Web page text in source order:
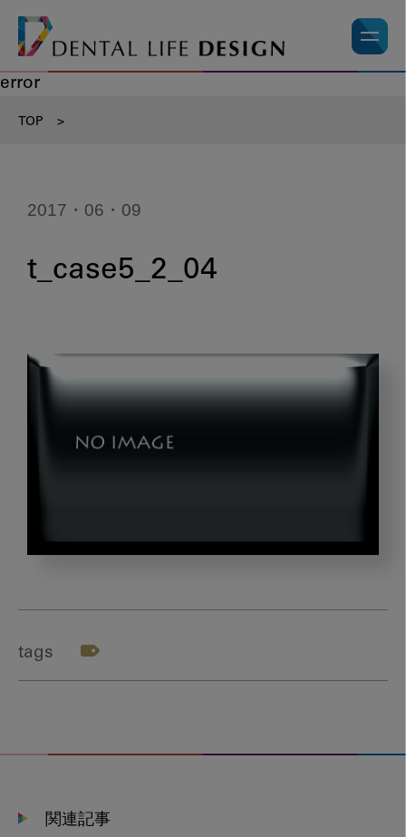
error
TOP >
2017・06・09
t_case5_2_04
tags
関連記事